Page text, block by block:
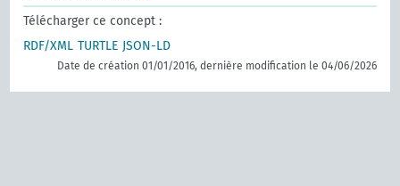
Télécharger ce concept :
RDF/XML TURTLE JSON-LD
Date de création 01/01/2016, dernière modification le 04/06/2026